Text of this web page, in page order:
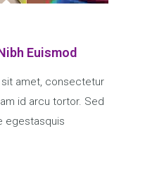
Euismod
amet, consectetur
id arcu tortor. Sed
egestasquis